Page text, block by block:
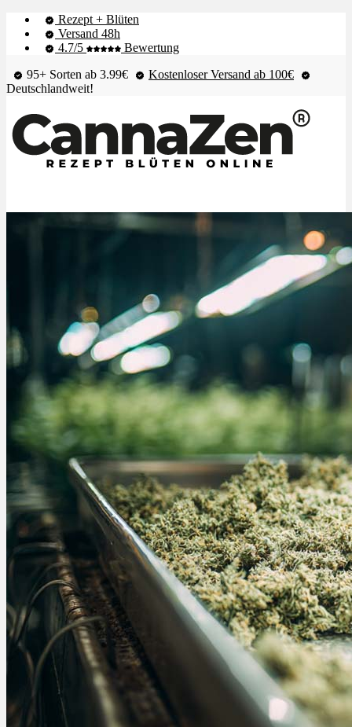
Rezept + Blüten
Versand 48h
4.7/5
Bewertung
95+ Sorten ab 3.99€
Kostenloser Versand ab 100€
Deutschlandweit!
Shop & Live-Bestand
Extrakte
Therapien
Alle Krankheiten
Chronische Schmerzen
ADHS
Angststörungen
Chronische Migräne
Depressionen